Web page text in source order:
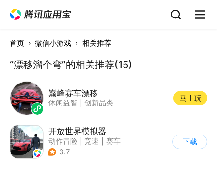
首页 微信小游戏 相关推荐
“漂移溜个弯”的相关推荐(15)
巅峰赛车漂移
休闲益智 创新品类
马上玩
开放世界模拟器
动作冒险 竞速
赛车
| 开放世界
3.7
下载